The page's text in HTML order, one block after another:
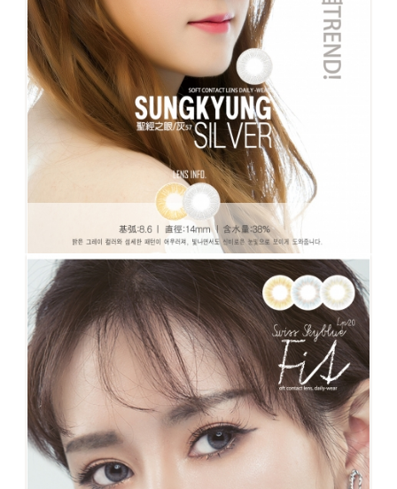
NO.57 聖經之眼 灰 #超人氣#熱賣